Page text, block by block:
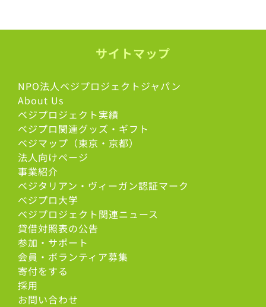
サイトマップ
NPO法人ベジプロジェクトジャパン
About Us
ベジプロジェクト実績
ベジプロ関連グッズ・ギフト
ベジマップ（東京・京都）
法人向けページ
事業紹介
ベジタリアン・ヴィーガン認証マーク
べジプロ大学
ベジプロジェクト関連ニュース
貸借対照表の公告
参加・サポート
会員・ボランティア募集
寄付をする
採用
お問い合わせ